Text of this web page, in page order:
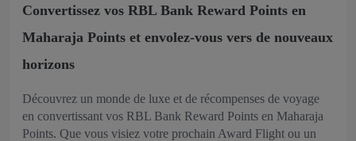
Convertissez vos RBL Bank Reward Points en
Maharaja Points et envolez-vous vers de nouveaux
horizons
Découvrez un monde de luxe et de récompenses de voyage
en convertissant vos RBL Bank Reward Points en Maharaja
Points. Que vous visiez votre prochain Award Flight ou un